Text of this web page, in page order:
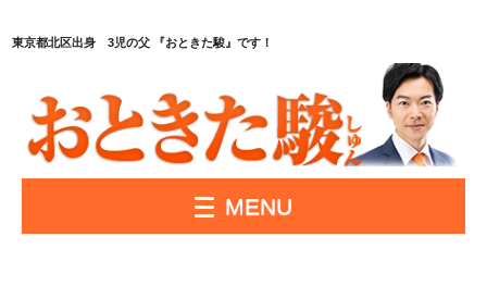
東京都北区出身 3児の父 『おときた駿』です！
MENU